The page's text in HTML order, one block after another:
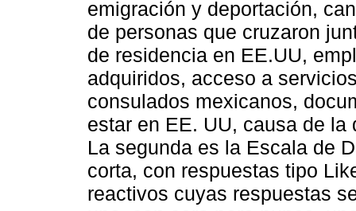
emigración y deportación,
de personas que cruzaron
de residencia en EE.UU,
adquiridos, acceso a
consulados mexicanos,
estar en EE. UU, causa de
La segunda es la Escala de
corta, con respuestas tipo
reactivos cuyas respuestas